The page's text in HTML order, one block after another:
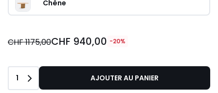
Chêne
CHF 1175,00CHF 940,00 -20%
Quantité
1 AJOUTER AU PANIER